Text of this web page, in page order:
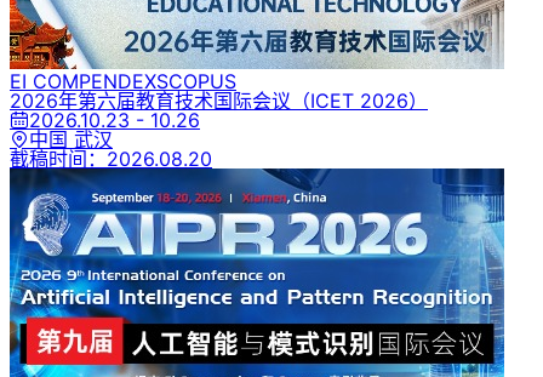
EI COMPENDEXSCOPUS
2026年第六届教育技术国际会议 （ICET 2026）
2026.10.23 - 10.26
中国 武汉
截稿时间： 2026.08.20